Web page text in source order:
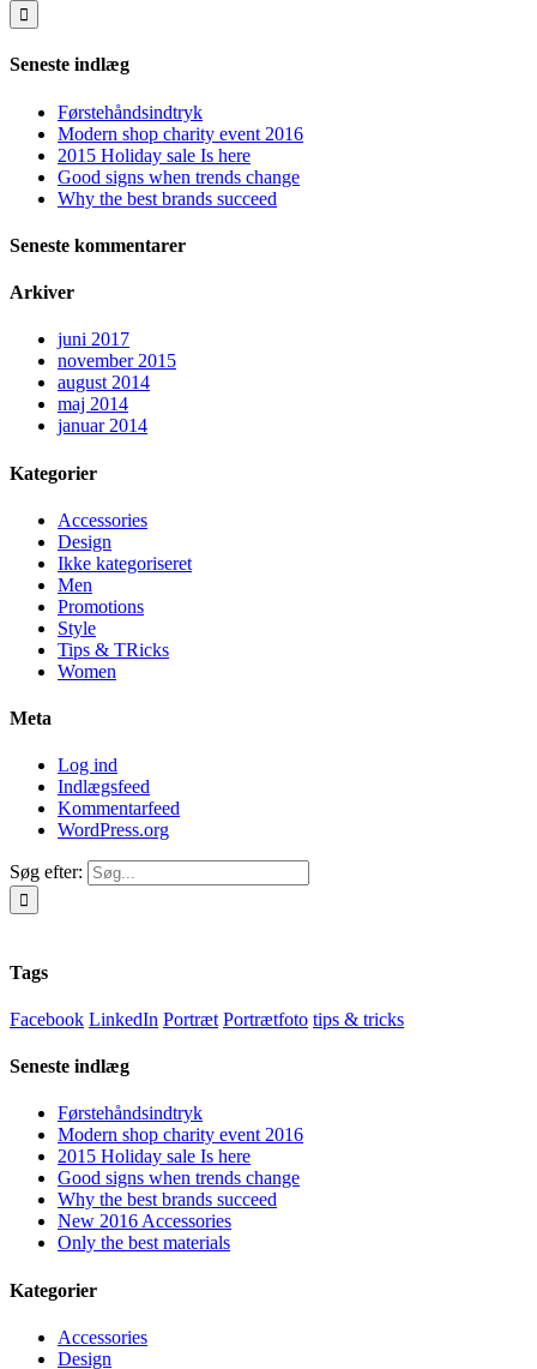
Seneste indlæg
Førstehåndsindtryk
Modern shop charity event 2016
2015 Holiday sale Is here
Good signs when trends change
Why the best brands succeed
Seneste kommentarer
Arkiver
juni 2017
november 2015
august 2014
maj 2014
januar 2014
Kategorier
Accessories
Design
Ikke kategoriseret
Men
Promotions
Style
Tips & TRicks
Women
Meta
Log ind
Indlægsfeed
Kommentarfeed
WordPress.org
Søg efter:
Tags
Facebook LinkedIn Portræt Portrætfoto tips & tricks
Seneste indlæg
Førstehåndsindtryk
Modern shop charity event 2016
2015 Holiday sale Is here
Good signs when trends change
Why the best brands succeed
New 2016 Accessories
Only the best materials
Kategorier
Accessories
Design